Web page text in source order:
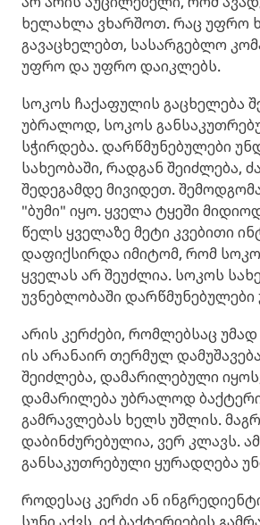
ხელახლა ვხარშოთ. რაც უფრო
გავაცხელებთ, სასარგებლო
უფრო და უფრო დაიკლებს.
სოკოს ჩაქაფულის გაცხელება
უბრალოდ, სოკოს
სჭირდება. დარწმუნებულები
სახეობაში, რადგან შეიძლება,
შედეგამდე მივიდეთ.
"ბუმი" იყო. ყველა ტყეში
წელს ყველაზე მეტი კვებითი
დაფიქსირდა იმიტომ, რომ
ყველას არ შეუძლია. სოკოს
უვნებლობაში
არის კერძები, რომლებსაც
ის არანაირ თერმულ
შეიძლება, დამარილებული
დამარილება უბრალოდ
გამრავლებას ხელს უშლის.
დაბინძურებულია, ვერ კლავს.
განსაკუთრებული ყურადღება
როდესაც კერძი ან